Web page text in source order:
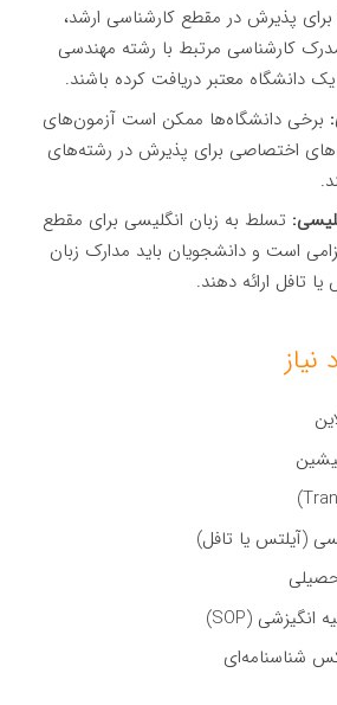
برای پذیرش در مقطع کارشناسی ارشد،
کارشناسی مرتبط با رشته مهندسی
یک دانشگاه معتبر دریافت کرده باشند.
برخی دانشگاه‌ها ممکن است آزمون‌های
اختصاصی برای پذیرش در رشته‌های
تسلط به زبان انگلیسی برای مقطع
است و دانشجویان باید مدارک زبان
تافل ارائه دهند.
(آیلتس یا تافل)
شناسنامه‌ای